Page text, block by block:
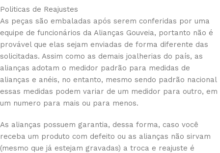
Politicas de Reajustes
As peças são embaladas após serem conferidas por uma
equipe de funcionários da Alianças Gouveia, portanto não é
provável que elas sejam enviadas de forma diferente das
solicitadas. Assim como as demais joalherias do país, as
alianças adotam o medidor padrão para medidas de
alianças e anéis, no entanto, mesmo sendo padrão nacional
essas medidas podem variar de um medidor para outro, em
um numero para mais ou para menos.
As alianças possuem garantia, dessa forma, caso você
receba um produto com defeito ou as alianças não sirvam
(mesmo que já estejam gravadas) a troca e reajuste é